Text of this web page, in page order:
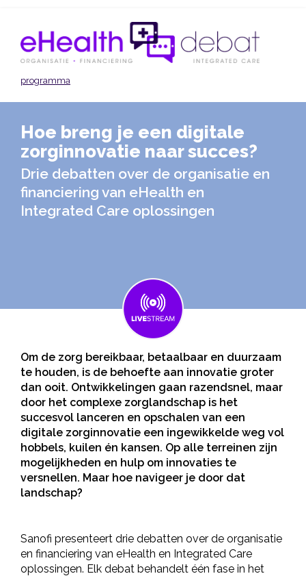
main
content
programma
Hoe breng je een digitale
zorginnovatie naar succes?
Drie debatten over de organisatie en
financiering van eHealth en
Integrated Care oplossingen
Om de zorg bereikbaar, betaalbaar en duurzaam
te houden, is de behoefte aan innovatie groter
dan ooit. Ontwikkelingen gaan razendsnel, maar
door het complexe zorglandschap is het
succesvol lanceren en opschalen van een
digitale zorginnovatie een ingewikkelde weg vol
hobbels, kuilen én kansen. Op alle terreinen zijn
mogelijkheden en hulp om innovaties te
versnellen. Maar hoe navigeer je door dat
landschap?
Sanofi presenteert drie debatten over de organisatie
en financiering van eHealth en Integrated Care
oplossingen. Elk debat behandelt één fase in het